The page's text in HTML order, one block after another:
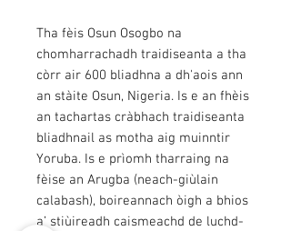
Tha fèis Osun Osogbo na
chomharrachadh traidiseanta a tha
còrr air 600 bliadhna a dh'aois ann
an stàite Osun, Nigeria. Is e an fhèis
an tachartas cràbhach traidiseanta
bliadhnail as motha aig muinntir
Yoruba. Is e prìomh tharraing na
fèise an Arugba (neach-giùlain
calabash), boireannach òigh a bhios
a’ stiùireadh caismeachd de luchd-